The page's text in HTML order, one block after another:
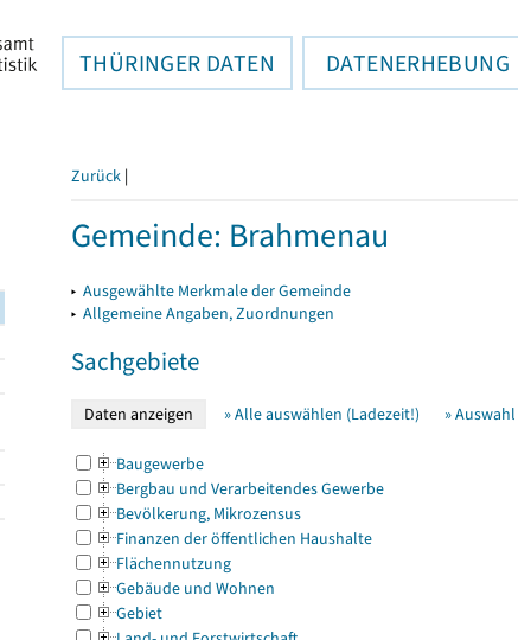
THÜRINGER DATEN DATENERHEBUNG
Zurück |
Gemeinde: Brahmenau
▸ Ausgewählte Merkmale der Gemeinde
▸ Allgemeine Angaben, Zuordnungen
Sachgebiete
» Alle auswählen (Ladezeit!) »
Baugewerbe
Bergbau und Verarbeitendes Gewerbe
Bevölkerung, Mikrozensus
Finanzen der öffentlichen Haushalte
Flächennutzung
Gebäude und Wohnen
Gebiet